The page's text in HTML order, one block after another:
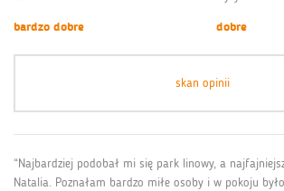
bardzo dobre
dobre
skan opinii
“Najbardziej podobał mi się park linowy, a
Natalia. Poznałam bardzo miłe osoby i w pokoju